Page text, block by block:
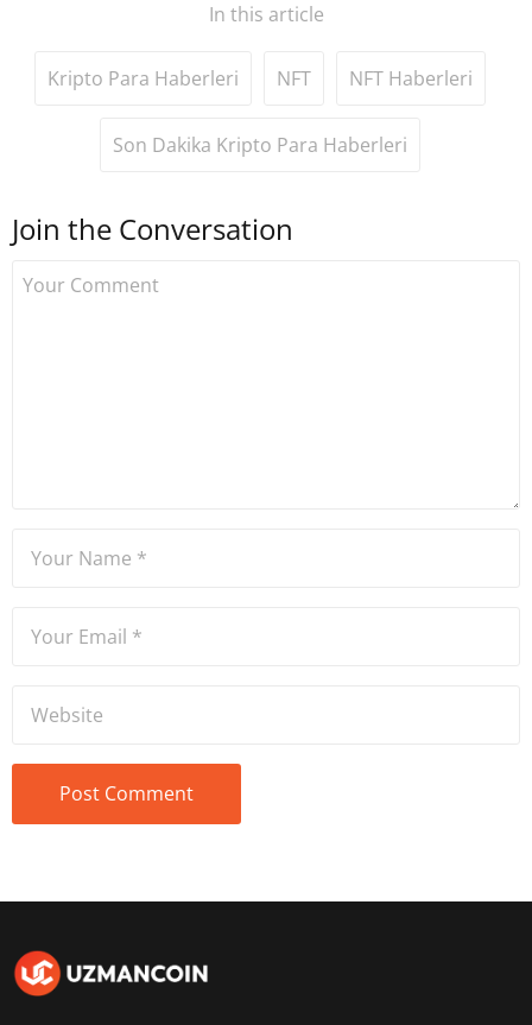
In this article
Kripto Para Haberleri NFT NFT Haberleri
Son Dakika Kripto Para Haberleri
Join the Conversation